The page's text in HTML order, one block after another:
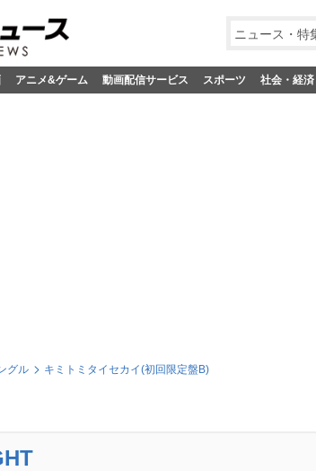
ニュース・特
アニメ&ゲーム 動画配信サービス スポーツ 社会・経済
グル キミトミタイセカイ(初回限定盤B)